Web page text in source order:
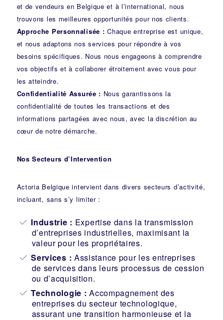
et de vendeurs en Belgique et à l’international, nous
trouvons les meilleures opportunités pour nos clients.
Approche Personnalisée : Chaque entreprise est unique,
et nous adaptons nos services pour répondre à vos
besoins spécifiques. Nous nous engageons à comprendre
vos objectifs et à collaborer étroitement avec vous pour
les atteindre.
Confidentialité Assurée : Nous garantissons la
confidentialité de toutes les transactions et des
informations partagées avec nous, avec la discrétion au
cœur de notre démarche.
Nos Secteurs d’Intervention
Actoria Belgique intervient dans divers secteurs d’activité,
incluant, sans s’y limiter :
Industrie : Expertise dans la transmission
d’entreprises industrielles, maximisant la
valeur pour les propriétaires.
Services : Assistance pour les entreprises
de services dans leurs processus de cession
ou d’acquisition.
Technologie : Accompagnement des
entreprises du secteur technologique,
assurant une transition harmonieuse et la